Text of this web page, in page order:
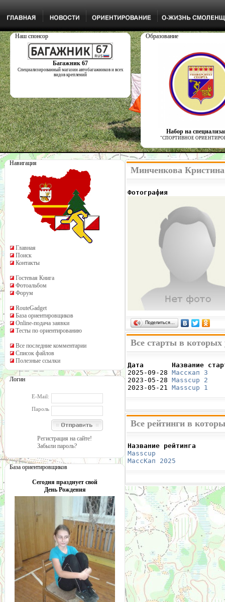
Наш спонсор
Багажник 67
Специализированный магазин автобагажников и всех
видов креплений
Образование
Набор на
"СПОРТИВНОЕ
Навигация
Главная
Поиск
Контакты
Гостевая Книга
Фотоальбом
Форум
RouteGadget
База ориентировщиков
Online-подача заявки
Тесты по ориентированию
Все последние комментарии
Список файлов
Полезные ссылки
Логин
E-Mail:
Пароль
Регистрация на сайте!
Забыли пароль?
База ориентировщиков
Сегодня празднует свой
День Рождения
Минченкова
Фотография
Поделиться…
Все старты в
Дата       Название
2025-09-28 Масскап 3
2023-05-28 Masscup 2
2023-05-21 Masscup 1
Все рейтинги в
Название рейтинга
Masscup
МассКап 2025